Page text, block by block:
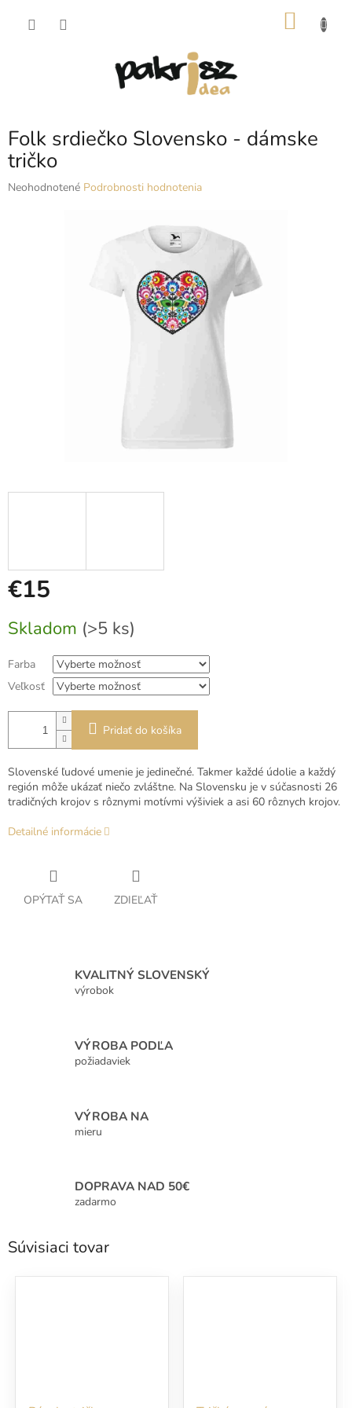
Folk srdiečko Slovensko - dámske
tričko
Priemerné
Neohodnotené Podrobnosti hodnotenia
€15
cena:
Skladom (>5 ks)
Farba
Veľkosť
Pridať do košíka
Slovenské ľudové umenie je jedinečné. Takmer každé údolie a každý
región môže ukázať niečo zvláštne. Na Slovensku je v súčasnosti 26
tradičných krojov s rôznymi motívmi výšiviek a asi 60 rôznych krojov.
Detailné informácie
OPÝTAŤ SA ZDIEĽAŤ
KVALITNÝ SLOVENSKÝ
výrobok
VÝROBA PODĽA
požiadaviek
VÝROBA NA
mieru
DOPRAVA NAD 50€
zadarmo
Súvisiaci tovar